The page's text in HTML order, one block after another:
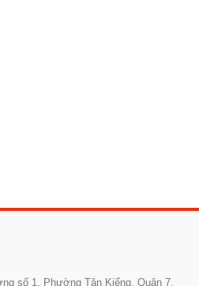
số 1, Phường Tân Kiểng, Quận 7,